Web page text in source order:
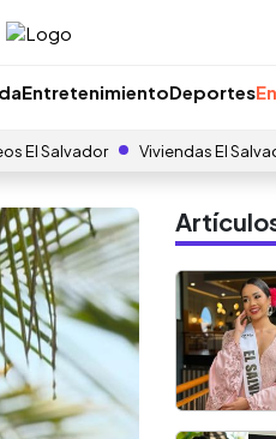
EntretenimientoDeportes
El Salvador Viviendas El